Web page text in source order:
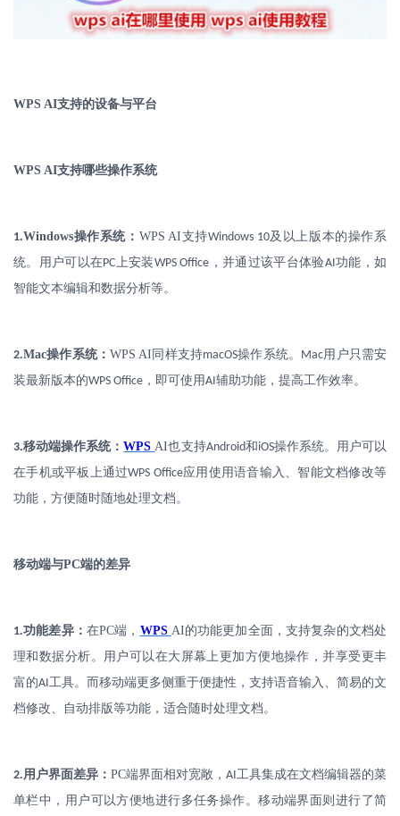
WPS AI支持的设备与平台
WPS AI支持哪些操作系统
1.Windows操作系统： WPS AI支持Windows 10及以上版本的操作系
统。用户可以在PC 上安装WPS Office ，并通过该平台体验AI功能，如
智能文本编辑和数据分析等。
2.Mac操作系统：WPS AI 同样支持macOS操作系统。 Mac用户只需安
装最新版本的WPS Office ，即可使用AI辅助功能，提高工作效率。
3.移动端操作系统：WPS AI也支持Android和iOS操作系统。用户可以
在手机或平板上通过WPS Office应用使用语音输入、智能文档修改等
功能，方便随时随地处理文档。
移动端与PC端的差异
1.功能差异： 在PC端， WPS AI的功能更加全面，支持复杂的文档处
理和数据分析。用户可以在大屏幕上更加方便地操作，并享受更丰
富的AI工具。而移动端更多侧重于便捷性，支持语音输入、简易的文
档修改、自动排版等功能，适合随时处理文档。
2.用户界面差异： PC端界面相对宽敞， AI工具集成在文档编辑器的菜
单栏中，用户可以方便地进行多任务操作。移动端界面则进行了简